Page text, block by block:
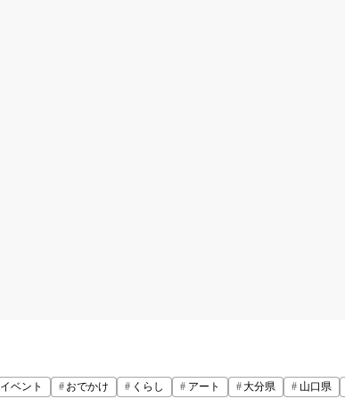
イベント おでかけ くらし アート 大分県 山口県